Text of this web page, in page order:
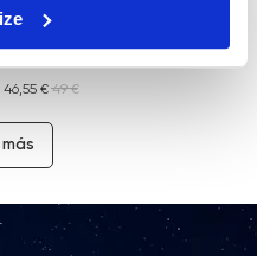
Gel RF lift de ácido hialurónico
500 ml
IVA inc
46,55 € 49 €